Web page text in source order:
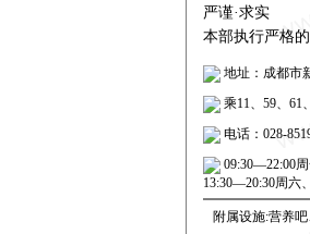
严谨·求实
本部执行严格
地址：成都市
乘11、59、61
电话：028-
09:30—22:00
13:30—20:30周六
附属设施:营养